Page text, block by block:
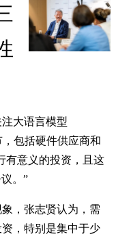
大语言模型
包括硬件供应商和
有意义的投资，且这
。”
，张志贤认为，需
，特别是集中于少